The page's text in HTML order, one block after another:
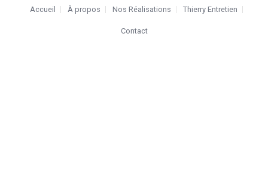
Accueil À propos Nos Réalisations Thierry Entretien
Contact